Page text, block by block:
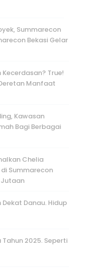
Summarecon
Bekasi Gelar
Kecerdasan? True!
Manfaat
Kawasan
Bagi Berbagai
Chelia
di Summarecon
Jutaan
Danau. Hidup
2025. Seperti